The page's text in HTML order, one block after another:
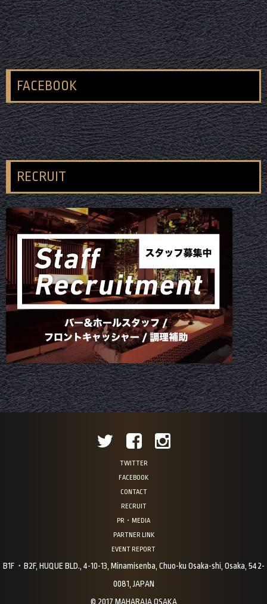
FACEBOOK
RECRUIT
TWITTER
FACEBOOK
CONTACT
RECRUIT
PR・MEDIA
PARTNER LINK
EVENT REPORT
B1F・B2F, HUQUE BLD., 4-10-13, Minamisenba, Chuo-ku Osaka-shi, Osaka, 542-
0081, JAPAN
© 2017 MAHARAJA OSAKA